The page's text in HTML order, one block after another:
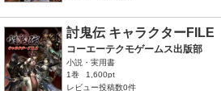
討鬼伝 キャラクターFILE
コーエーテクモゲームス出版部
小説・実用書
1巻
1,600pt
レビュー投稿数0件